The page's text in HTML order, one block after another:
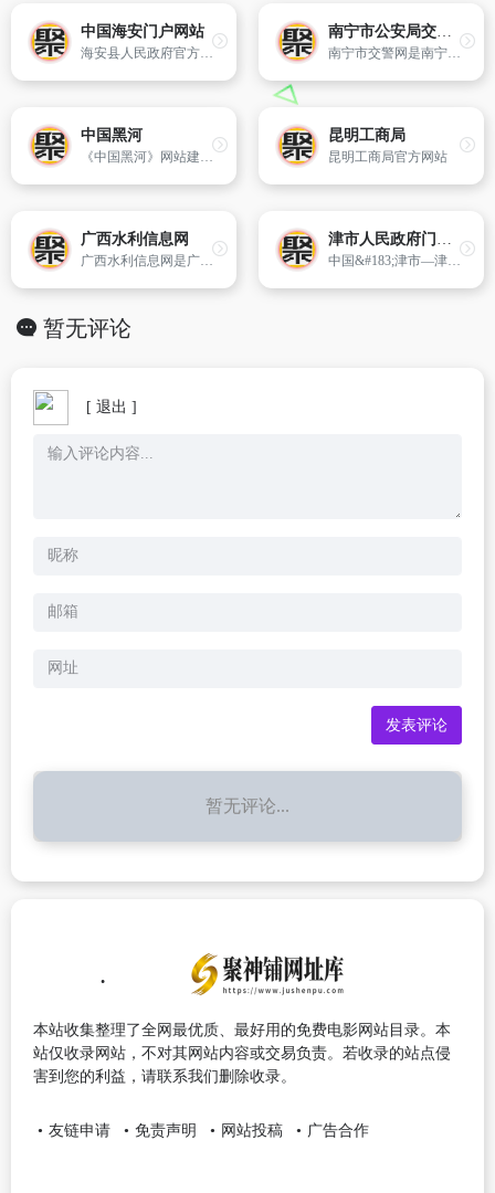
中国海安门户网站
海安县人民政府官方网站。
南宁市公安局交通警察网
南宁市交警网是南宁交警支队唯一官方网站
中国黑河
《中国黑河》网站建于2000年,是黑河市政府在国际互联网上建立的综合性门户网站,是全市政府网站群的中心和枢纽。
昆明工商局
昆明工商局官方网站
广西水利信息网
广西水利信息网是广西水利厅在互联网上建立的综合性门户网站,为宣传广西水利、干部职工学习交流、处室开展网上业务、社会反映和咨询水事情况等提供了方便的平台,同时,利用这个平台,建立网上办公系统,提供了公文流转、档案管理、信息发布、会议管理等实用的办公基本流程。
津市人民政府门户网站
中国&#183;津市—津市市人民政府门户网站
暂无评论
[ 退出 ]
暂无评论...
本站收集整理了全网最优质、最好用的免费电影网站目录。本
站仅收录网站，不对其网站内容或交易负责。若收录的站点侵
害到您的利益，请联系我们删除收录。
友链申请 免责声明 网站投稿 广告合作